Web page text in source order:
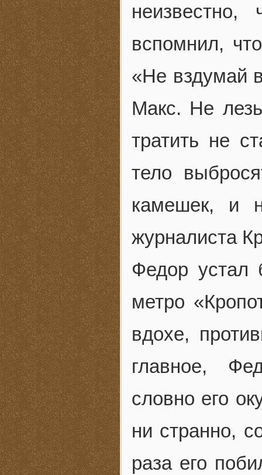
вспомнил,
«Не вздумай
Макс. Не
тратить не
тело
камешек, и
журналиста
Федор устал
метро
вдохе,
главное,
словно его
ни странно,
раза его